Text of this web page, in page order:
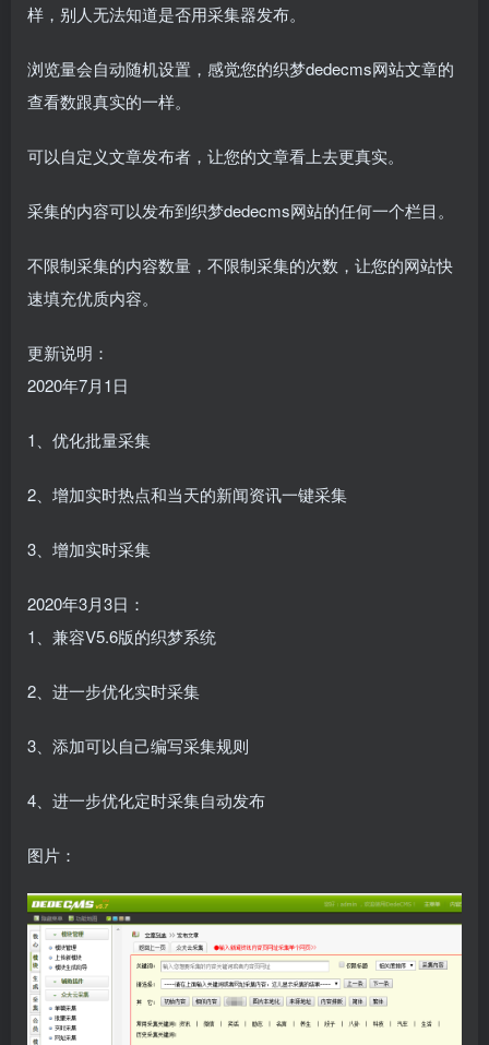
样，别人无法知道是否用采集器发布。
浏览量会自动随机设置，感觉您的织梦dedecms网站文章的
查看数跟真实的一样。
可以自定义文章发布者，让您的文章看上去更真实。
采集的内容可以发布到织梦dedecms网站的任何一个栏目。
不限制采集的内容数量，不限制采集的次数，让您的网站快
速填充优质内容。
更新说明：
2020年7月1日
1、优化批量采集
2、增加实时热点和当天的新闻资讯一键采集
3、增加实时采集
2020年3月3日：
1、兼容V5.6版的织梦系统
2、进一步优化实时采集
3、添加可以自己编写采集规则
4、进一步优化定时采集自动发布
图片：